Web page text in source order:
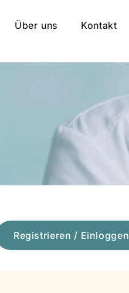
Über uns Kontakt
Registrieren / Einloggen